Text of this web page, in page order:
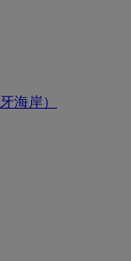
海岸）